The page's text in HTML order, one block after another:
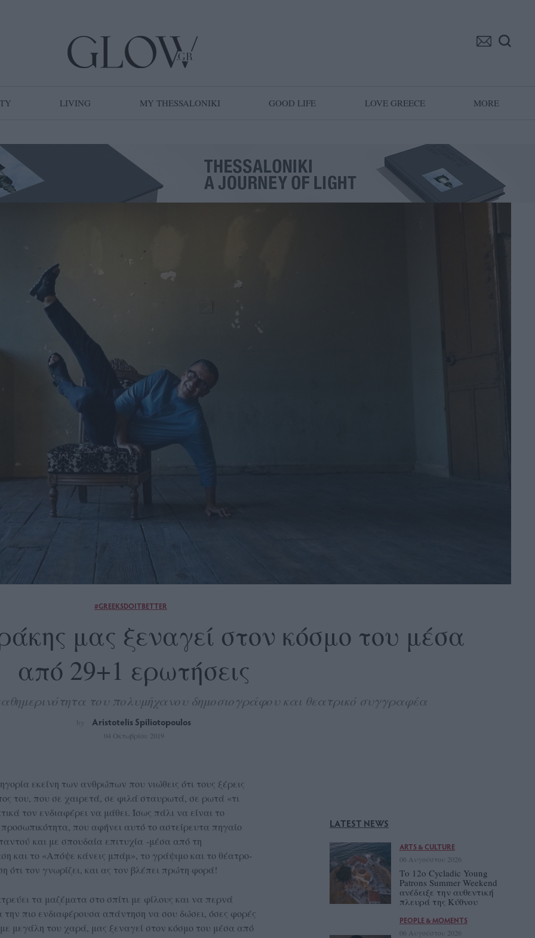
LIVING MY THESSALONIKI GOOD LIFE LOVE GREECE MORE
#GREEKSDOITBETTER
μας ξεναγεί στον κόσμο του μέσα
από 29+1 ερωτήσεις
του πολυμήχανου δημοσιογράφου και θεατρικό συγγραφέα
by Aristotelis Spiliotopoulos
04 Οκτωβρίου 2019
εκείνη των ανθρώπων που νιώθεις ότι τους ξέρεις
του, που σε χαιρετά, σε φιλά σταυρωτά, σε ρωτά «τι
τον ενδιαφέρει να μάθει. Ίσως πάλι να είναι το
προσωπικότητα, που αφήνει αυτό το αστείρευτα πηγαίο
και με σπουδαία επιτυχία -μέσα από τη
και το «Απόψε κάνεις μπάμ», το γράψιμο και το θέατρο-
ότι τον γνωρίζει, και ας τον βλέπει πρώτη φορά!
τα μαζέματα στο σπίτι με φίλους και να περνά
την πιο ενδιαφέρουσα απάντηση να σου δώσει, όσες φορές
με μεγάλη του χαρά, μας ξεναγεί στον κόσμο του μέσα από
LATEST NEWS
ARTS & CULTURE
06 Αυγούστου 2026
Το 12ο Cycladic Young
Patrons Summer Weekend
ανέδειξε την αυθεντική
πλευρά της Κύθνου
PEOPLE & MOMENTS
06 Αυγούστου 2026